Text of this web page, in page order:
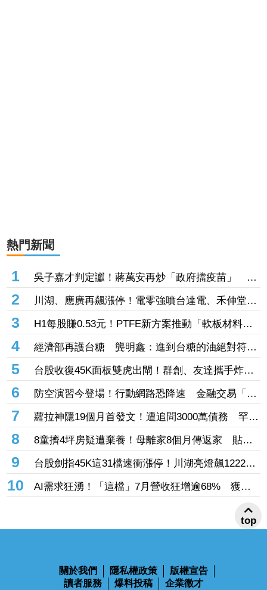
熱門新聞
1
吳子嘉才判定讞！蔣萬安再炒「政府擋疫苗」 林
楚茵怒轟「惡質」：為選舉搭上造謠列車
2
川湖、應廣再飆漲停！電零強噴台達電、禾伸堂、
定穎投控齊亮燈 南亞科、所羅門、鈺創攻頂鎖不
住
3
H1每股賺0.53元！PTFE新方案推動「軟板材料
廠」上半年獲利改善 AI、半導體展業布局激勵未
來成長
4
經濟部再護台糖 龔明鑫：進到台糖的油絕對符合
標準
5
台股收復45K面板雙虎出閘！群創、友達攜手炸近
40萬量齊噴漲停 彩晶遭出貨一度亮燈鎖不住
6
防空演習今登場！行動網路恐降速 金融交易「3
方法」因應：避開時段、改Wi-Fi、換通路
7
蘿拉神隱19個月首發文！遭追問3000萬債務 罕見
回應：欠債還錢天經地義
8
8童擠4坪房疑遭棄養！母離家8個月傳返家 貼告
示喊「很愛孩子⋯請還我們平靜生活」
9
台股劍指45K這31檔速衝漲停！川湖亮燈飆12220
元歷史新天價 「這零售龍頭」1拆10開盤即登頂
10
AI需求狂湧！「這檔」7月營收狂增逾68% 獲法
人上喊135元目標價
關於我們 隱私權政策
版權宣告
讀者服務
爆料投稿 企業徵才
top